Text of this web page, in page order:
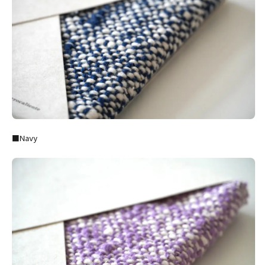
■Navy